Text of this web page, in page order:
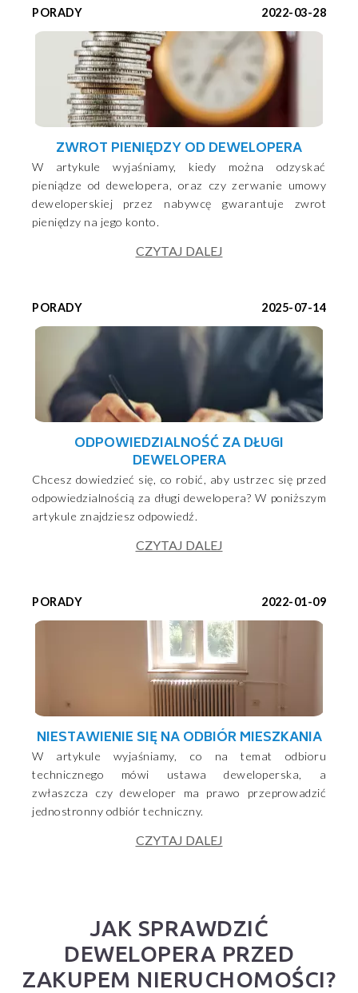
PORADY 2022-03-28
ZWROT PIENIĘDZY OD DEWELOPERA
W artykule wyjaśniamy, kiedy można odzyskać
pieniądze od dewelopera, oraz czy zerwanie umowy
deweloperskiej przez nabywcę gwarantuje zwrot
pieniędzy na jego konto.
CZYTAJ DALEJ
PORADY 2025-07-14
ODPOWIEDZIALNOŚĆ ZA DŁUGI
DEWELOPERA
Chcesz dowiedzieć się, co robić, aby ustrzec się przed
odpowiedzialnością za długi dewelopera? W poniższym
artykule znajdziesz odpowiedź.
CZYTAJ DALEJ
PORADY 2022-01-09
NIESTAWIENIE SIĘ NA ODBIÓR MIESZKANIA
W artykule wyjaśniamy, co na temat odbioru
technicznego mówi ustawa deweloperska, a
zwłaszcza czy deweloper ma prawo przeprowadzić
jednostronny odbiór techniczny.
CZYTAJ DALEJ
JAK SPRAWDZIĆ
DEWELOPERA PRZED
ZAKUPEM NIERUCHOMOŚCI?